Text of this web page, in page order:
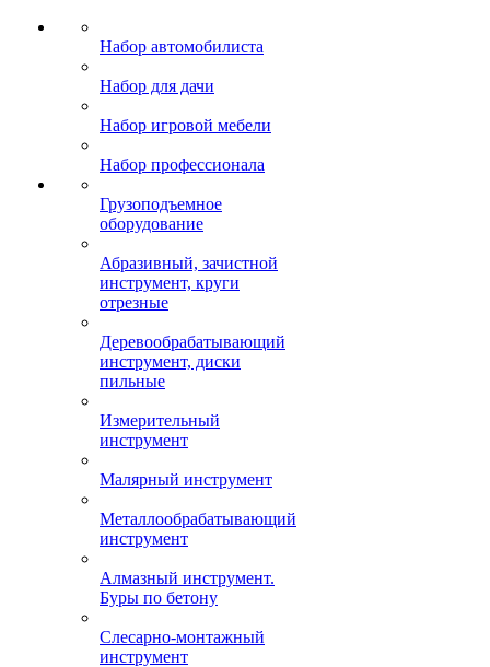
Набор автомобилиста
Набор для дачи
Набор игровой мебели
Набор профессионала
Грузоподъемное
оборудование
Абразивный, зачистной
инструмент, круги
отрезные
Деревообрабатывающий
инструмент, диски
пильные
Измерительный
инструмент
Малярный инструмент
Металлообрабатывающий
инструмент
Алмазный инструмент.
Буры по бетону
Слесарно-монтажный
инструмент